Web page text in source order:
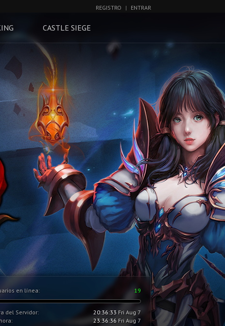
REGISTRO | ENTRAR
CASTLE SIEGE
en línea: 19
del Servidor: 20:36:34 Fri Aug 7
23:36:37 Fri Aug 7